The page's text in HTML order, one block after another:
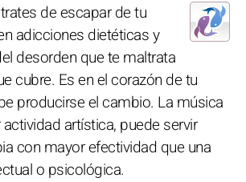
de escapar de tu
adicciones dietéticas y
desorden que te maltrata
cubre. Es en el corazón de tu
producirse el cambio. La música
artística, puede servir
con mayor efectividad que una
o psicológica.